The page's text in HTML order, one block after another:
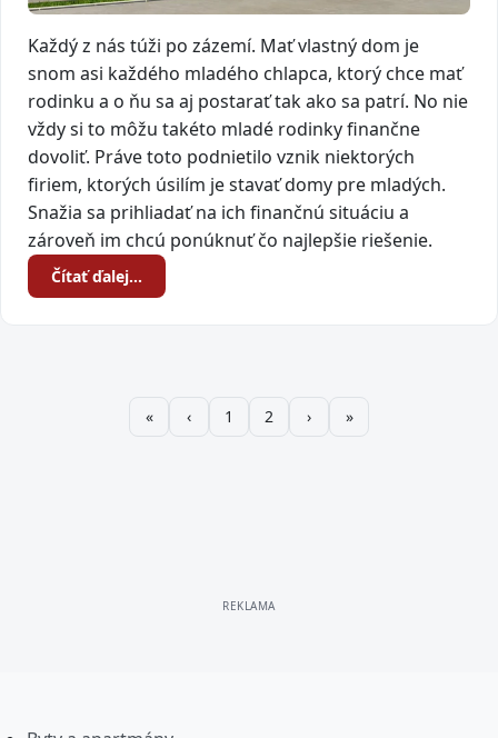
Každý z nás túži po zázemí. Mať vlastný dom je
snom asi každého mladého chlapca, ktorý chce mať
rodinku a o ňu sa aj postarať tak ako sa patrí. No nie
vždy si to môžu takéto mladé rodinky finančne
dovoliť. Práve toto podnietilo vznik niektorých
firiem, ktorých úsilím je stavať domy pre mladých.
Snažia sa prihliadať na ich finančnú situáciu a
zároveň im chcú ponúknuť čo najlepšie riešenie.
Čítať ďalej…
1 2